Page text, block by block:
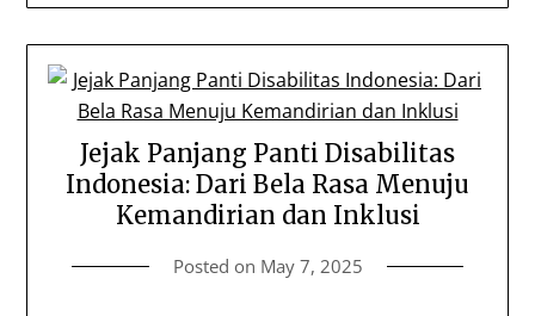
Jejak Panjang Panti Disabilitas
Indonesia: Dari Bela Rasa Menuju
Kemandirian dan Inklusi
Posted on May 7, 2025